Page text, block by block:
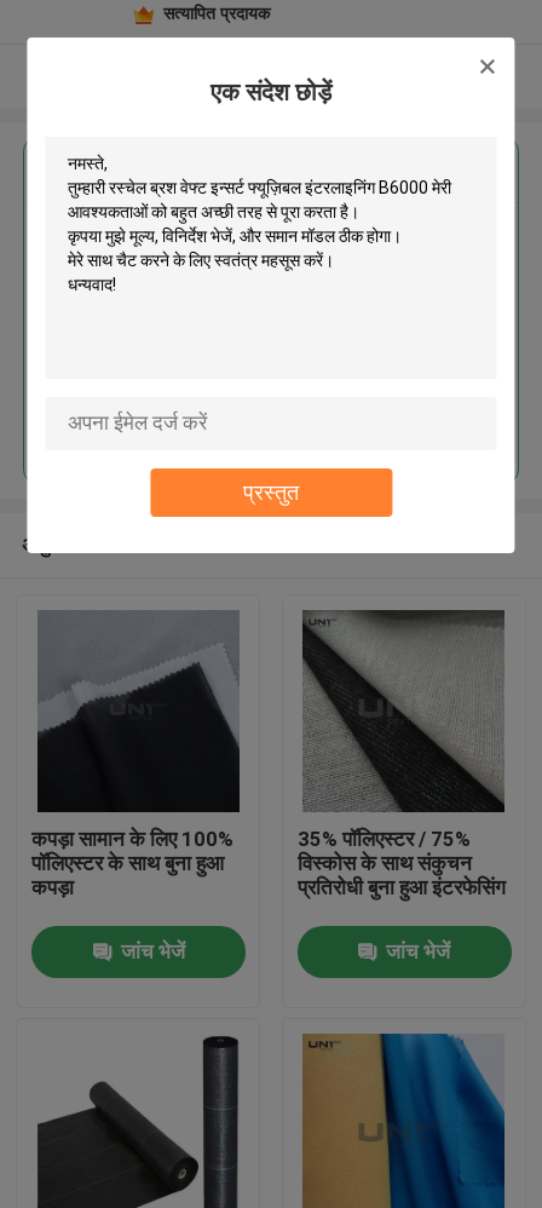
एक संदेश छोड़ें
प्रस्तुत
उत्पाद
सत्यापित प्रदायक
और देखो
रस्चेल ब्रश वेफ्ट इन्सर्ट फ्यूज़िबल
इंटरलाइनिंग B6000
जारी रखें
अनुशंसित उत्पाद
कपड़ा सामान के लिए 100%
पॉलिएस्टर के साथ बुना हुआ
कपड़ा
जांच भेजें
35% पॉलिएस्टर / 75%
विस्कोस के साथ संकुचन
प्रतिरोधी बुना हुआ इंटरफेसिंग
जांच भेजें